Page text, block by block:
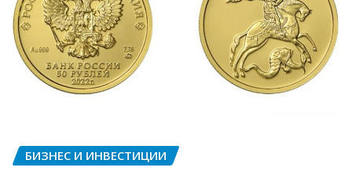
БИЗНЕС И ИНВЕСТИЦИИ